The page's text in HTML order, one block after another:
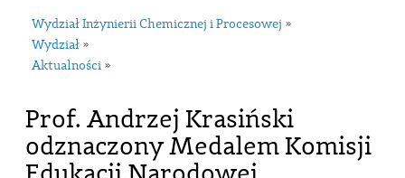
Wydział Inżynierii Chemicznej i Procesowej »
Wydział »
Aktualności »
Prof. Andrzej Krasiński
odznaczony Medalem Komisji